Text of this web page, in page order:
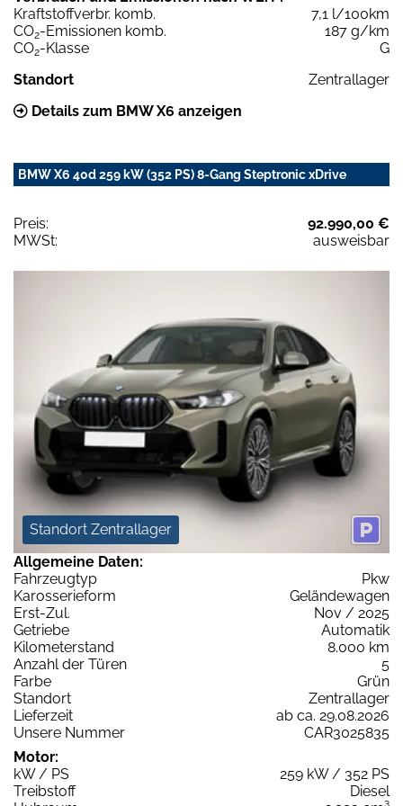
Kraftstoffverbr. komb.
7,1 l/100km
CO2-Emissionen komb.
187 g/km
CO2-Klasse
G
Standort
Zentrallager
Details zum BMW X6 anzeigen
BMW X6 40d 259 kW (352 PS) 8-Gang Steptronic xDrive
Preis:
92.990,00 €
MWSt:
ausweisbar
Standort Zentrallager
Allgemeine Daten:
Fahrzeugtyp
Pkw
Karosserieform
Geländewagen
Erst-Zul.
Nov / 2025
Getriebe
Automatik
Kilometerstand
8.000 km
Anzahl der Türen
5
Farbe
Grün
Standort
Zentrallager
Lieferzeit
ab ca. 29.08.2026
Unsere Nummer
CAR3025835
Motor:
kW / PS
259 kW / 352 PS
Treibstoff
Diesel